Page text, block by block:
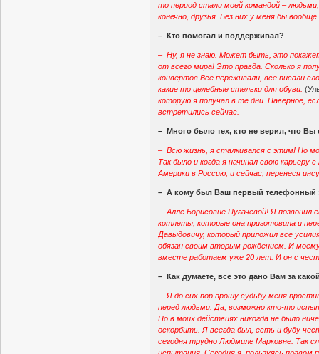
то период стали моей командой –
конечно, друзья. Без них у меня бы вообще
– Кто помогал и поддерживал?
– Ну, я не знаю. Может быть, это
от всего мира! Это правда. Сколько я
конвертов.Все переживали, все писали
какие то целебные стельки для обуви.
которую я получал в те дни. Наверное,
встретились сейчас.
– Много было тех, кто не верил, что Вы
– Всю жизнь, я сталкивался с этим! Но
Так было и когда я начинал свою карьеру
Америки в Россию, и сейчас, перенеся
– А кому был Ваш первый телефонный
– Алле Борисовне Пугачёвой! Я позвонил
котлеты, которые она приготовила и
Давыдовичу, который приложил все
обязан своим вторым рождением. И
вместе работаем уже 20 лет. И он с
– Как думаете, все это дано Вам за
– Я до сих пор прошу судьбу меня
перед людьми. Да, возможно кто-то
Но в моих действиях никогда не было
оскорбить. Я всегда был, есть и буду
сегодня трудно Людмиле Марковне. Так